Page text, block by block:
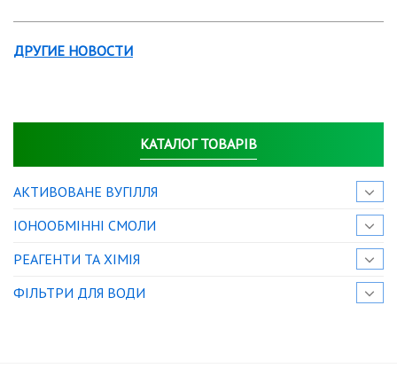
КАТАЛОГ ТОВАРІВ
АКТИВОВАНЕ ВУГІЛЛЯ
IОНООБМІННІ СМОЛИ
РЕАГЕНТИ ТА ХІМІЯ
ФІЛЬТРИ ДЛЯ ВОДИ
ДРУГИЕ НОВОСТИ